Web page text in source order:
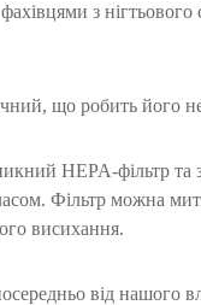
з
що робить його
HEPA-фільтр та
Фільтр можна
висихання.
від